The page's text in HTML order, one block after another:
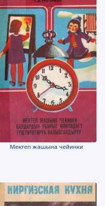
Мектеп жашына чейинки